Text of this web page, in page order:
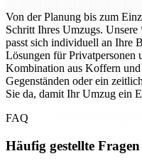
Von der Planung bis zum
Schritt Ihres Umzugs.
passt sich individuell an Ihre
Lösungen für Privatpersonen
Kombination aus Koffern
Gegenständen oder ein
Sie da, damit Ihr Umzug ein
FAQ
Häufig gestellte Fragen